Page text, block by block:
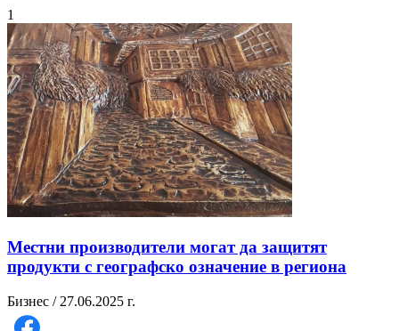
1
Местни производители могат да защитят
продукти с географско означение в региона
Бизнес / 27.06.2025 г.